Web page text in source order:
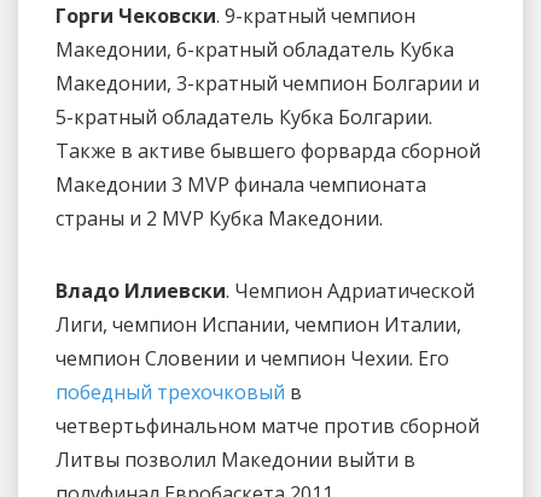
Горги Чековски. 9-кратный чемпион
Македонии, 6-кратный обладатель Кубка
Македонии, 3-кратный чемпион Болгарии и
5-кратный обладатель Кубка Болгарии.
Также в активе бывшего форварда сборной
Македонии 3 MVP финала чемпионата
страны и 2 MVP Кубка Македонии.
Владо Илиевски. Чемпион Адриатической
Лиги, чемпион Испании, чемпион Италии,
чемпион Словении и чемпион Чехии. Его
победный трехочковый в
четвертьфинальном матче против сборной
Литвы позволил Македонии выйти в